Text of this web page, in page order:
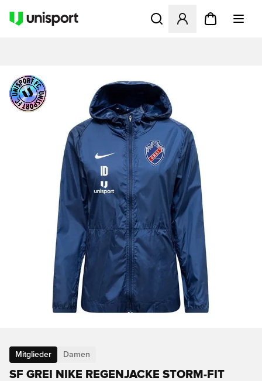
Öffnet ein Fenster zum
Mitglieder Damen
SF GREI NIKE REGENJACKE STORM-FIT